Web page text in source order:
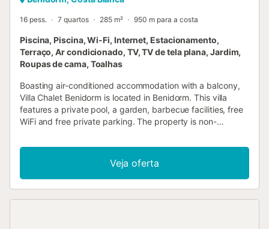
16 pess. 7 quartos 285 m² 950 m para a costa
Piscina, Piscina, Wi-Fi, Internet, Estacionamento,
Terraço, Ar condicionado, TV, TV de tela plana, Jardim,
Roupas de cama, Toalhas
Boasting air-conditioned accommodation with a balcony,
Villa Chalet Benidorm is located in Benidorm. This villa
features a private pool, a garden, barbecue facilities, free
WiFi and free private parking. The property is non-
Veja oferta